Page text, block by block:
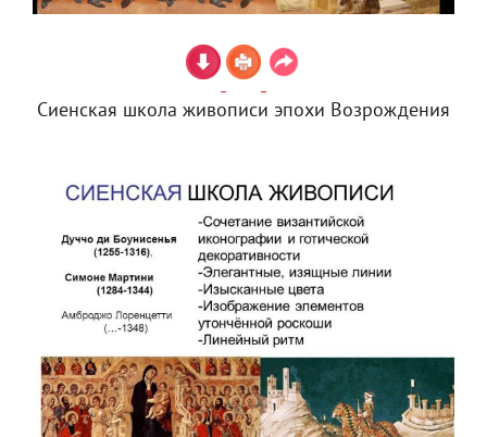
Сиенская школа живописи эпохи Возрождения